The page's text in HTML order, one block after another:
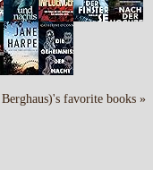
favorite books »